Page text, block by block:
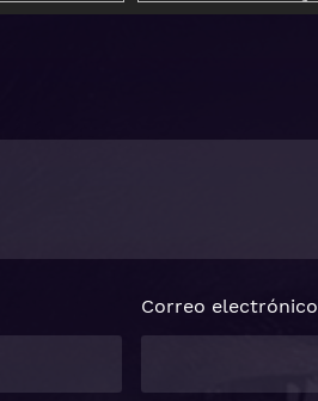
Correo electrónico